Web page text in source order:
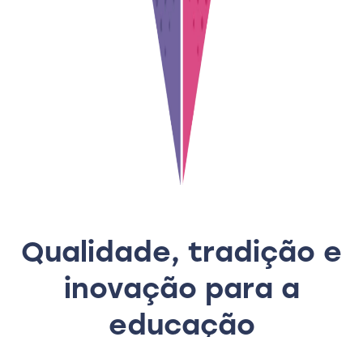
Qualidade, tradição e
inovação para a
educação​​​